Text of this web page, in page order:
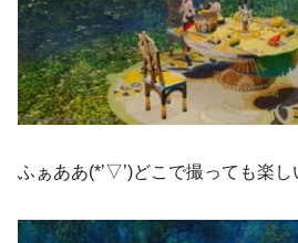
ふぁああ(*’▽’)どこで撮っても楽し